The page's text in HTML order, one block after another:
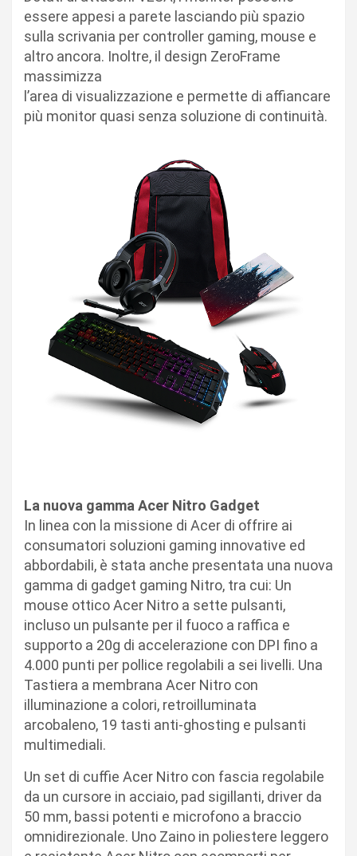
essere appesi a parete lasciando più spazio
sulla scrivania per controller gaming, mouse e
altro ancora. Inoltre, il design ZeroFrame
massimizza
l’area di visualizzazione e permette di affiancare
più monitor quasi senza soluzione di continuità.
La nuova gamma Acer Nitro Gadget
In linea con la missione di Acer di offrire ai
consumatori soluzioni gaming innovative ed
abbordabili, è stata anche presentata una nuova
gamma di gadget gaming Nitro, tra cui: Un
mouse ottico Acer Nitro a sette pulsanti,
incluso un pulsante per il fuoco a raffica e
supporto a 20g di accelerazione con DPI fino a
4.000 punti per pollice regolabili a sei livelli. Una
Tastiera a membrana Acer Nitro con
illuminazione a colori, retroilluminata
arcobaleno, 19 tasti anti-ghosting e pulsanti
multimediali.
Un set di cuffie Acer Nitro con fascia regolabile
da un cursore in acciaio, pad sigillanti, driver da
50 mm, bassi potenti e microfono a braccio
omnidirezionale. Uno Zaino in poliestere leggero